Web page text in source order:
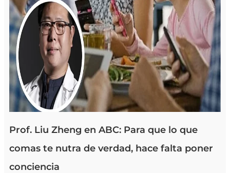
Prof. Liu Zheng en ABC: Para que lo que
comas te nutra de verdad, hace falta poner
conciencia